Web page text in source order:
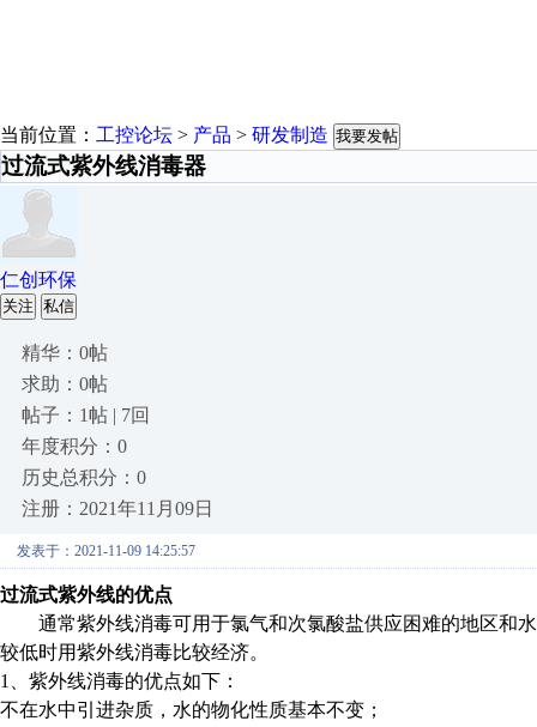
当前位置： 工控论坛 > 产品 > 研发制造 我要发帖
过流式紫外线消毒器
仁创环保
关注 私信
精华：0帖
求助：0帖
帖子：1帖 | 7回
年度积分：0
历史总积分：0
注册：2021年11月09日
发表于：2021-11-09 14:25:57
过流式紫外线的优点
通常紫外线消毒可用于氯气和次氯酸盐供应困难的地区和
较低时用紫外线消毒比较经济。
1、紫外线消毒的优点如下：
不在水中引进杂质，水的物化性质基本不变；